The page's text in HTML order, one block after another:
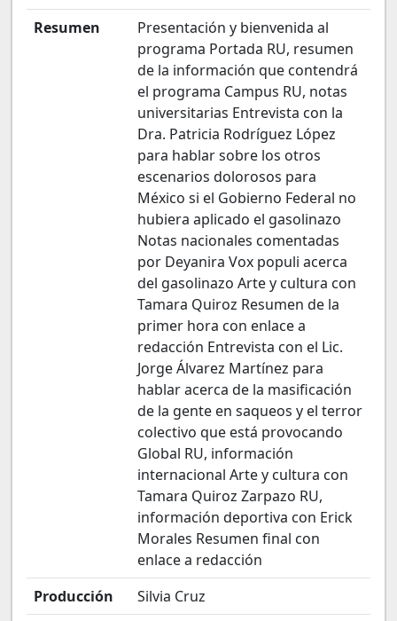
Resumen
Presentación y bienvenida al
programa Portada RU, resumen
de la información que contendrá
el programa Campus RU, notas
universitarias Entrevista con la
Dra. Patricia Rodríguez López
para hablar sobre los otros
escenarios dolorosos para
México si el Gobierno Federal no
hubiera aplicado el gasolinazo
Notas nacionales comentadas
por Deyanira Vox populi acerca
del gasolinazo Arte y cultura con
Tamara Quiroz Resumen de la
primer hora con enlace a
redacción Entrevista con el Lic.
Jorge Álvarez Martínez para
hablar acerca de la masificación
de la gente en saqueos y el terror
colectivo que está provocando
Global RU, información
internacional Arte y cultura con
Tamara Quiroz Zarpazo RU,
información deportiva con Erick
Morales Resumen final con
enlace a redacción
Producción
Silvia Cruz